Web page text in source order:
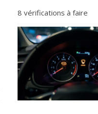
8 vérifications à faire